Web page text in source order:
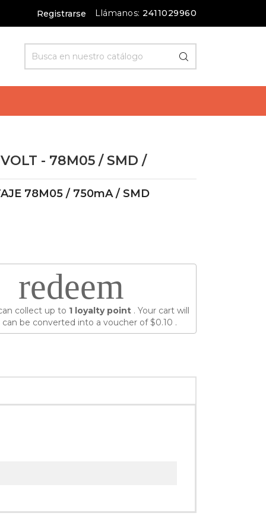
Registrarse Llámanos: 2411029960
- 78M05 / SMD /
78M05 / 750mA / SMD
redeem
collect up to 1 loyalty point . Your cart will
be converted into a voucher of$0.10 .